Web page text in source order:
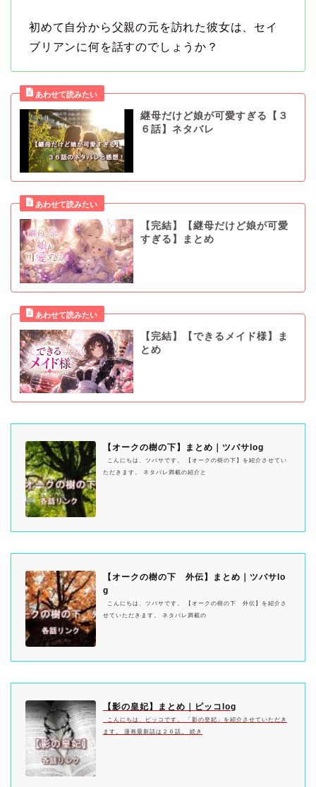
初めて自分から父親の元を訪れた彼女は、セイ
ブリアンに何を話すのでしょうか？
継母だけど娘が可愛すぎる【３
６話】ネタバレ
【完結】【継母だけど娘が可愛
すぎる】まとめ
【完結】【できるメイド様】ま
とめ
【オークの樹の下】まとめ｜ツバサlog
こんにちは、ツバサです。 【オークの樹の下】を紹介させてい
ただきます。 ネタバレ満載の紹介と
【オークの樹の下 外伝】まとめ｜ツバサlo
g
こんにちは、ツバサです。 【オークの樹の下 外伝】を紹介さ
せていただきます。 ネタバレ満載の
【影の皇妃】まとめ｜ピッコlog
こんにちは、ピッコです。 「影の皇妃」を紹介させていただき
ます。 漫画最新話は２６話。 続き